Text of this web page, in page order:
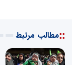
::مطالب مرتبط